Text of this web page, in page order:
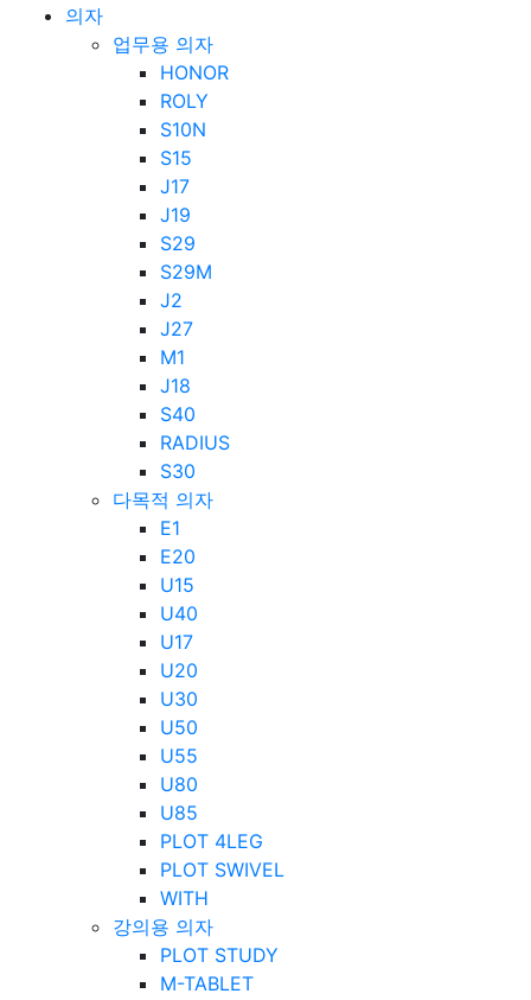
의자
업무용 의자
HONOR
ROLY
S10N
S15
J17
J19
S29
S29M
J2
J27
M1
J18
S40
RADIUS
S30
다목적 의자
E1
E20
U15
U40
U17
U20
U30
U50
U55
U80
U85
PLOT 4LEG
PLOT SWIVEL
WITH
강의용 의자
PLOT STUDY
M-TABLET